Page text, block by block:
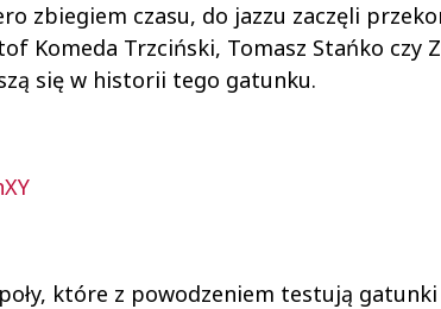
zbiegiem czasu, do jazzu zaczęli
Komeda Trzciński, Tomasz Stańko czy
się w historii tego gatunku.
które z powodzeniem testują